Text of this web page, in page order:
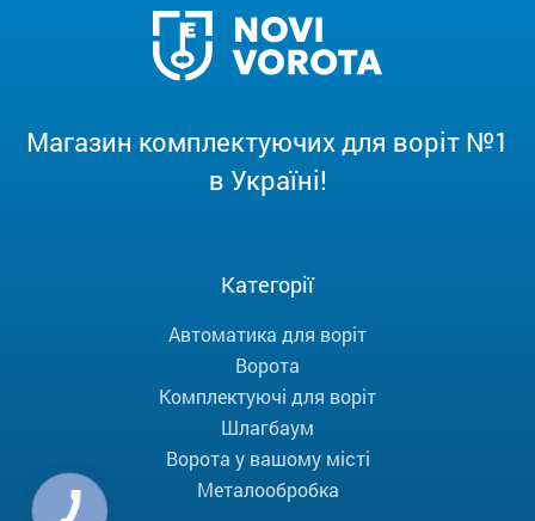
Магазин комплектуючих для воріт №1
в Україні!
Категорії
Автоматика для воріт
Ворота
Комплектуючі для воріт
Шлагбаум
Ворота у вашому місті
Металообробка